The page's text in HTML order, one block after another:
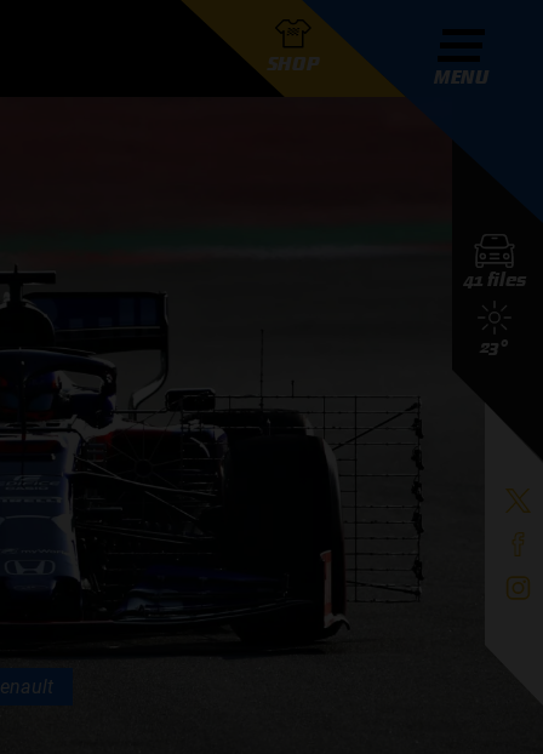
SHOP
MENU
41 files
23°
PRIX RADIO TEAM
PRIX RADIO ACTIES